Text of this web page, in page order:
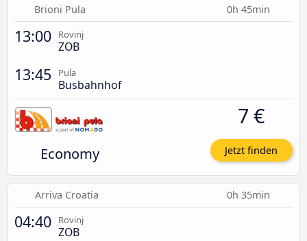
Brioni Pula 0h 45min
13:00 Rovinj
ZOB
13:45 Pula
Busbahnhof
Economy
7 €
Jetzt finden
Arriva Croatia 0h 35min
04:40 Rovinj
ZOB